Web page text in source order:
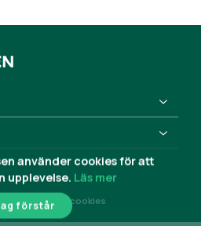
2026 Om cookies
använder cookies för att
upplevelse. Läs mer
förstår